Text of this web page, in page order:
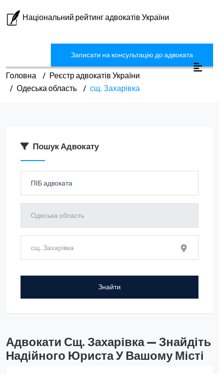
Національний рейтинг адвокатів України
Записати на консультацію до адвоката
Головна
Реєстр адвокатів України
Одеська область
сщ. Захарівка
Пошук Адвокату
Адвокати Сщ. Захарівка — Знайдіть
Надійного Юриста У Вашому Місті